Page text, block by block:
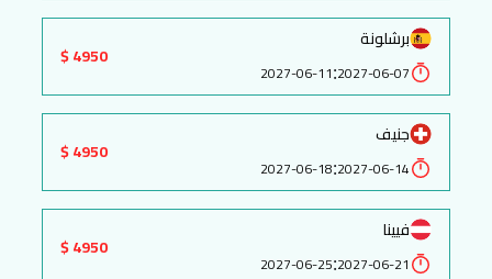
برشلونة
2027-06-07
:
2027-06-11
4950 $
جنيف
2027-06-14
:
2027-06-18
4950 $
فيينا
2027-06-21
:
2027-06-25
4950 $